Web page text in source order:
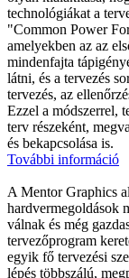
technológiákat a
"Common Power
amelyekben az az
mindenfajta
látni, és a tervezés
tervezés, az
Ezzel a módszerrel,
terv részeként,
és bekapcsolása is.
További információ
A Mentor Graphics
hardvermegoldások
válnak és még
tervezőprogram
egyik fő tervezési
lépés többszálú,